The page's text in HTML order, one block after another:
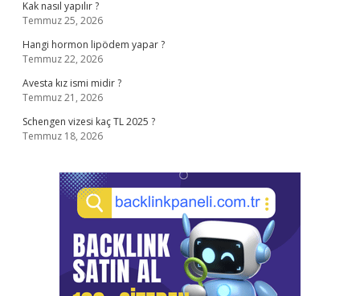
Kak nasıl yapılır ?
Temmuz 25, 2026
Hangi hormon lipödem yapar ?
Temmuz 22, 2026
Avesta kız ismi midir ?
Temmuz 21, 2026
Schengen vizesi kaç TL 2025 ?
Temmuz 18, 2026